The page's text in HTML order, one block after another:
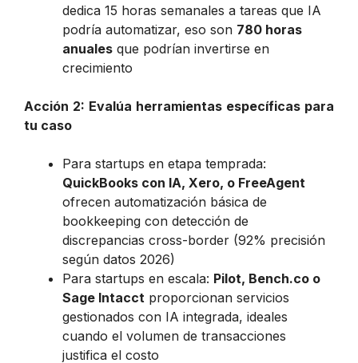
dedica 15 horas semanales a tareas que IA
podría automatizar, eso son 780 horas
anuales que podrían invertirse en
crecimiento
Acción 2: Evalúa herramientas específicas para
tu caso
Para startups en etapa temprada:
QuickBooks con IA, Xero, o FreeAgent
ofrecen automatización básica de
bookkeeping con detección de
discrepancias cross-border (92% precisión
según datos 2026)
Para startups en escala: Pilot, Bench.co o
Sage Intacct proporcionan servicios
gestionados con IA integrada, ideales
cuando el volumen de transacciones
justifica el costo